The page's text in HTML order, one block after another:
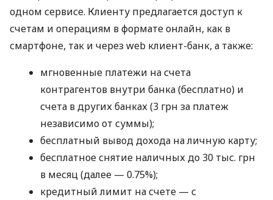
одном сервисе. Клиенту предлагается доступ к
счетам и операциям в формате онлайн, как в
смартфоне, так и через web клиент-банк, а также:
мгновенные платежи на счета
контрагентов внутри банка (бесплатно) и
счета в других банках (3 грн за платеж
независимо от суммы);
бесплатный вывод дохода на личную карту;
бесплатное снятие наличных до 30 тыс. грн
в месяц (далее — 0.75%);
кредитный лимит на счете — с